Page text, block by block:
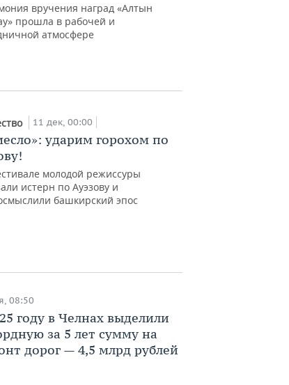
вручения наград «Алтын
прошла в рабочей и
атмосфере
11 дек, 00:00
ударим горохом по
молодой режиссуры
истерн по Ауэзову и
башкирский эпос
08:50
году в Челнах выделили
за 5 лет сумму на
дорог — 4,5 млрд рублей